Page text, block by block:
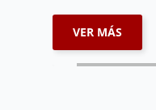
VER MÁS